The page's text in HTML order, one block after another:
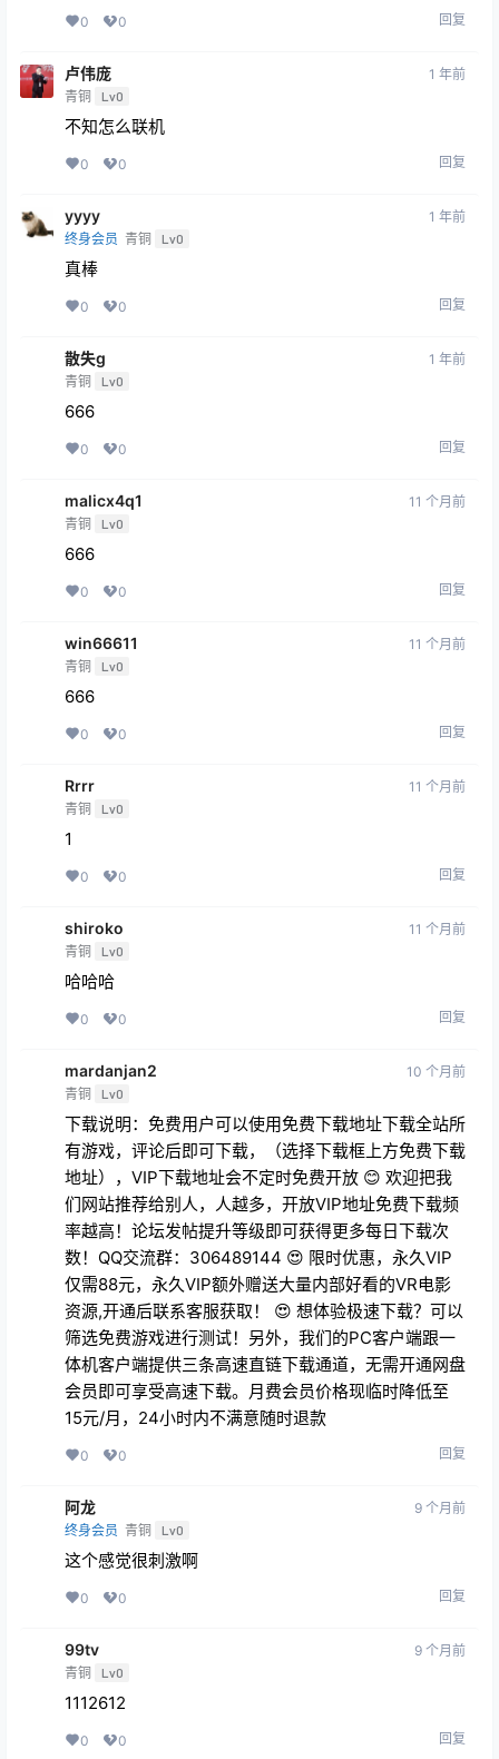
0 0 回复
卢伟庞
青铜 Lv0
1 年前
不知怎么联机
0 0 回复
yyyy
终身会员 青铜 Lv0
1 年前
真棒
0 0 回复
散失g
青铜 Lv0
1 年前
666
0 0 回复
malicx4q1
青铜 Lv0
11 个月前
666
0 0 回复
win66611
青铜 Lv0
11 个月前
666
0 0 回复
Rrrr
青铜 Lv0
11 个月前
1
0 0 回复
shiroko
青铜 Lv0
11 个月前
哈哈哈
0 0 回复
mardanjan2
青铜 Lv0
10 个月前
下载说明：免费用户可以使用免费下载地址下载全站所
有游戏，评论后即可下载，（选择下载框上方免费下载
地址），VIP下载地址会不定时免费开放 😊 欢迎把我
们网站推荐给别人，人越多，开放VIP地址免费下载频
率越高！论坛发帖提升等级即可获得更多每日下载次
数！QQ交流群：306489144 😍 限时优惠，永久VIP
仅需88元，永久VIP额外赠送大量内部好看的VR电影
资源,开通后联系客服获取！ 😍 想体验极速下载？可以
筛选免费游戏进行测试！另外，我们的PC客户端跟一
体机客户端提供三条高速直链下载通道，无需开通网盘
会员即可享受高速下载。月费会员价格现临时降低至
15元/月，24小时内不满意随时退款
0 0 回复
阿龙
终身会员 青铜 Lv0
9 个月前
这个感觉很刺激啊
0 0 回复
99tv
青铜 Lv0
9 个月前
1112612
0 0 回复